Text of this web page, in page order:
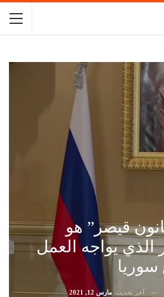
قيصر” هو
الذي يواجه العمل
آخر تحديث مارس 12, 2021